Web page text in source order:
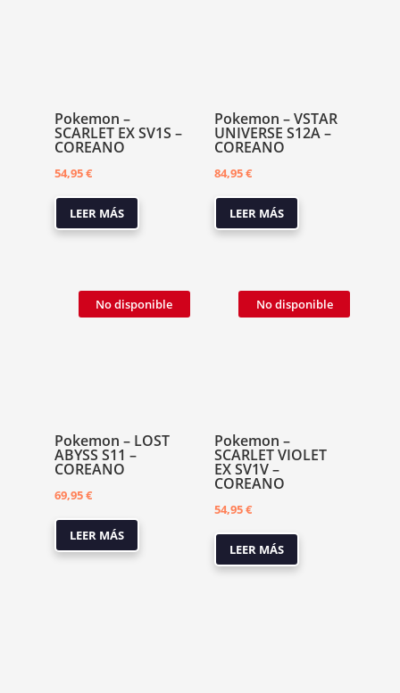
Pokemon –
SCARLET EX SV1S –
COREANO
54,95€
LEER MÁS
Pokemon – VSTAR
UNIVERSE S12A –
COREANO
84,95€
LEER MÁS
Pokemon – LOST
ABYSS S11 –
COREANO
69,95€
LEER MÁS
No disponible
Pokemon –
SCARLET VIOLET
EX SV1V –
COREANO
54,95€
LEER MÁS
No disponible